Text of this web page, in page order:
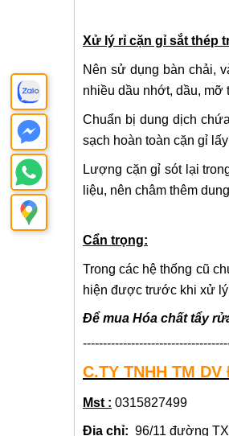
Xử lý rỉ cặn gỉ sắt thép
Nên sử dụng bàn chải,
nhiều dầu nhớt, dầu, mỡ
Chuẩn bị dung dịch
sạch hoàn toàn cặn gỉ
Lượng cặn gỉ sót lại
liệu, nên châm thêm
Cẩn trọng:
Trong các hệ thống cũ
hiện được trước khi xử lý
Để mua Hóa chất tẩy
C.TY TNHH TM
Mst : 0315827499
Địa chỉ: 96/11 đường